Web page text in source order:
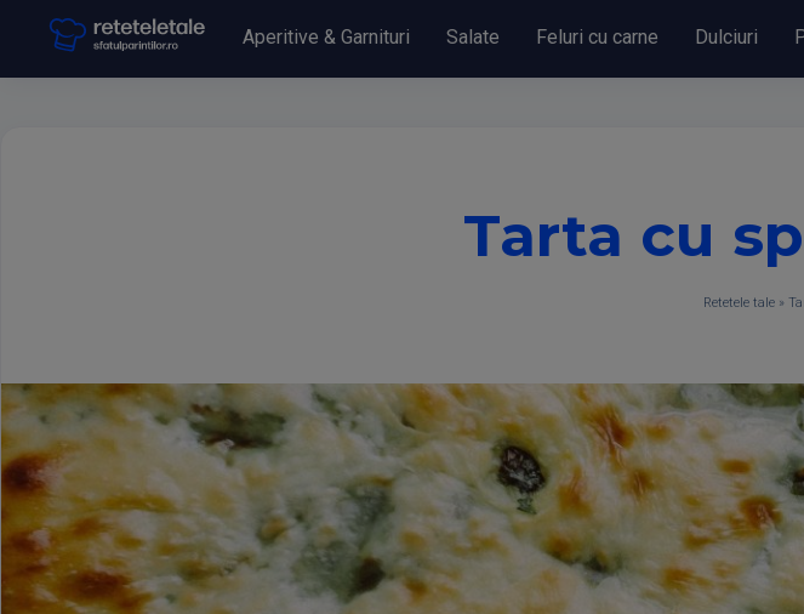
Aperitive & Garnituri Salate Feluri cu carne Dulciuri
Tarta cu
Retetele tale»